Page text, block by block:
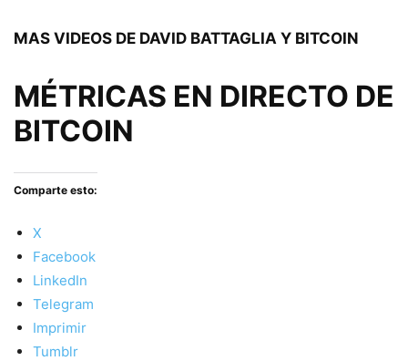
MAS VIDEOS DE DAVID BATTAGLIA Y BITCOIN
MÉTRICAS EN DIRECTO DE
BITCOIN
Comparte esto:
X
Facebook
LinkedIn
Telegram
Imprimir
Tumblr